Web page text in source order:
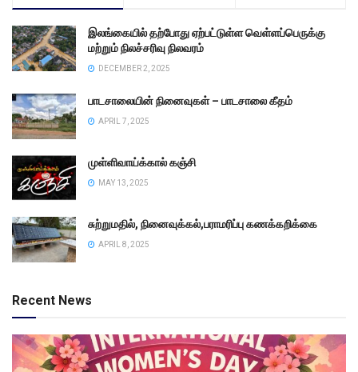
இலங்கையில் தற்போது ஏற்பட்டுள்ள வெள்ளப்பெருக்கு
மற்றும் நிலச்சரிவு நிலவரம்
DECEMBER 2, 2025
பாடசாலையின் நினைவுகள் – பாடசாலை கீதம்
APRIL 7, 2025
முள்ளிவாய்க்கால் கஞ்சி
MAY 13, 2025
சுற்றுமதில், நினைவுக்கல்,பராமரிப்பு கணக்கறிக்கை
APRIL 8, 2025
Recent News